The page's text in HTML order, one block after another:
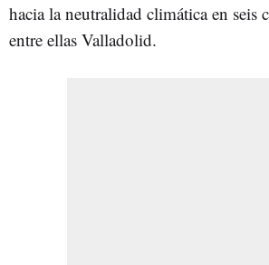
hacia la neutralidad climática en seis
entre ellas Valladolid.